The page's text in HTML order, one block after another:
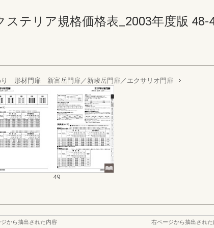
ステリア規格価格表_2003年度版 48-
り 形材門扉 新富岳門扉／新峻岳門扉／エクサリオ門扉
49
から抽出された内容
右ページから抽出され